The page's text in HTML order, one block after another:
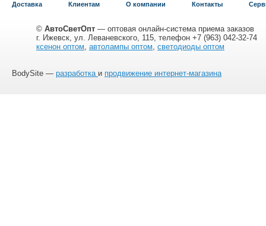
Доставка Клиентам О компании Контакты
© АвтоСветОпт — оптовая онлайн-система приема заказов
г. Ижевск, ул. Леваневского, 115, телефон +7 (963) 042-32-74
ксенон оптом, автолампы оптом, светодиоды оптом
BodySite — разработка и продвижение интернет-магазина